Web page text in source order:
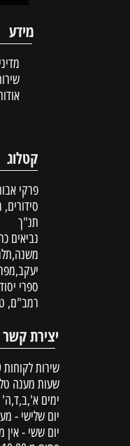
מידע
אודות
קטלוג
פרקי
סידורים,
תנ"ך
נביאים
ספרי
רמב"ם,
יצירת קשר
שירות לקוחות
שעות מענה
ימים א',ב,ד,ה' 10.00 -18.00
יום שלישי -
יום ששי - אין